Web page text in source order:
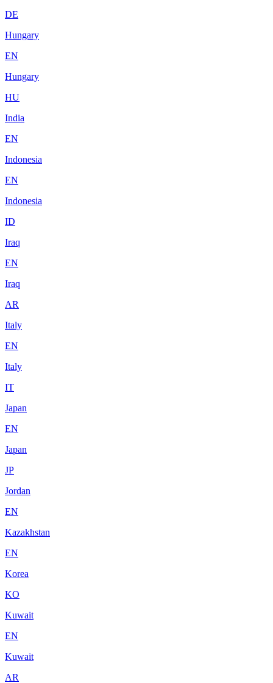
DE
Hungary
EN
Hungary
HU
India
EN
Indonesia
EN
Indonesia
ID
Iraq
EN
Iraq
AR
Italy
EN
Italy
IT
Japan
EN
Japan
JP
Jordan
EN
Kazakhstan
EN
Korea
KO
Kuwait
EN
Kuwait
AR